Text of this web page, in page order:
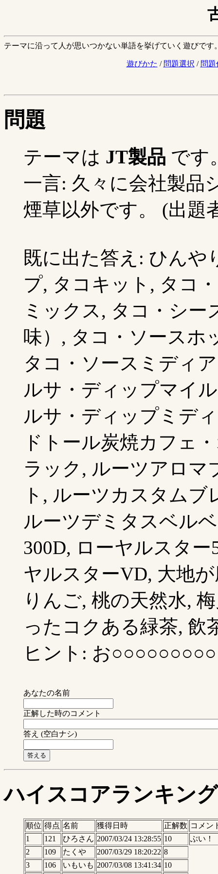
テーマに沿って人が思いつかない単語を挙げていく遊びです
遊びかた / 問題選択 / 問題
問題
テーマは JT製品 です
一言: 久々に会社製品
煙草以外です。 (出題
既に出た答え: ひんや
プ, タコキット, タコ
ミックス, タコ・シ
味）, タコ・ソースホ
タコ・ソースミディ
ルサ・ディップマイ
ルサ・ディップミデ
ドトール炭焼カフェ
ラック, ルーツアロマ
ト, ルーツカスタム
ルーツデミタスベル
300D, ローヤルスタ
ヤルスターVD, 大地
りんご, 桃の天然水,
ったコクある緑茶, 飲
ヒント: お
あなたの名前
正解した時のコメント
答え (空白ナシ)
ハイスコアランキング
順位 得点 名前 獲得日時 正解数 コメン
1
121 ひろさん 2007/03/24 13:28:55 10
ぶい！
2
109 たくや 2007/03/29 18:20:22 8
3
106 いもいも 2007/03/08 13:41:34 10